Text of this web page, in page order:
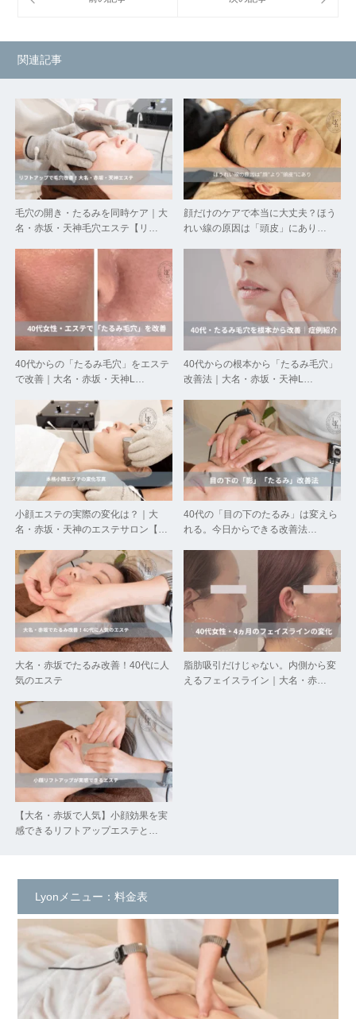
関連記事
毛穴の開き・たるみを同時ケア｜大
名・赤坂・天神毛穴エステ【リ…
顔だけのケアで本当に大丈夫？ほう
れい線の原因は「頭皮」にあり…
40代からの「たるみ毛穴」をエステ
で改善｜大名・赤坂・天神L…
40代からの根本から「たるみ毛穴」
改善法｜大名・赤坂・天神L…
小顔エステの実際の変化は？｜大
名・赤坂・天神のエステサロン【…
40代の「目の下のたるみ」は変えら
れる。今日からできる改善法…
大名・赤坂でたるみ改善！40代に人
気のエステ
脂肪吸引だけじゃない。内側から変
えるフェイスライン｜大名・赤…
【大名・赤坂で人気】小顔効果を実
感できるリフトアップエステと…
Lyonメニュー：料金表